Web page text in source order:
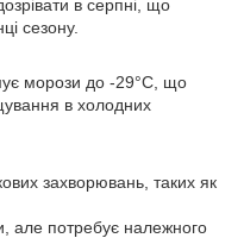
в серпні, що
сезону.
морози до -29°C, що
в холодних
захворювань, таких як
але потребує належного